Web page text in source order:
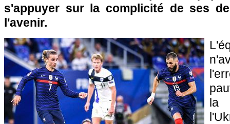
s'appuyer sur la complicité de ses
l'avenir.
la